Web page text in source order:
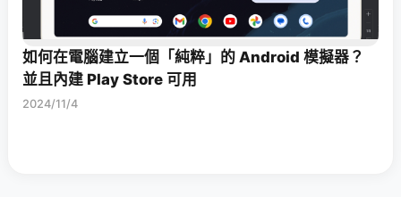
如何在電腦建立一個「純粹」的 Android 模擬器？
並且內建 Play Store 可用
2024/11/4